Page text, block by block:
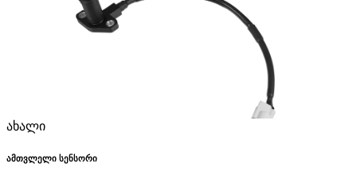
ახალი
ამთვლელი სენსორი